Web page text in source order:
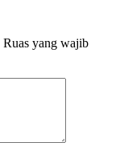
Ruas yang wajib